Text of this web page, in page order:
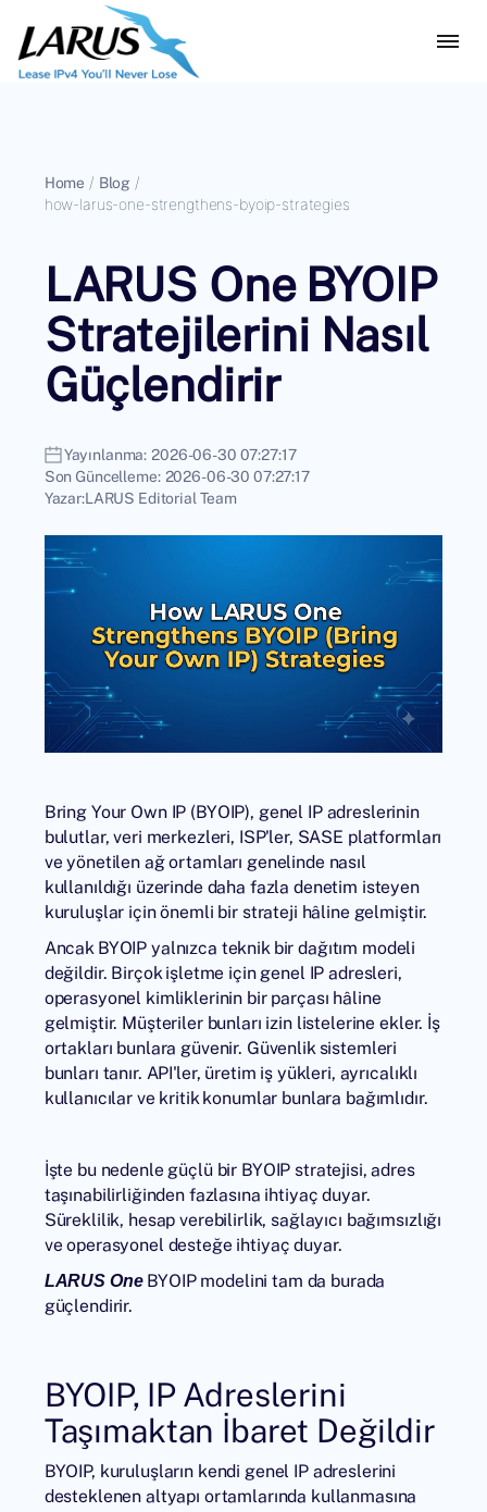
Home / Blog /
how-larus-one-strengthens-byoip-strategies
LARUS One BYOIP
Stratejilerini Nasıl
Güçlendirir
Yayınlanma: 2026-06-30 07:27:17
Son Güncelleme: 2026-06-30 07:27:17
Yazar:LARUS Editorial Team
Bring Your Own IP (BYOIP), genel IP adreslerinin
bulutlar, veri merkezleri, ISP'ler, SASE platformları
ve yönetilen ağ ortamları genelinde nasıl
kullanıldığı üzerinde daha fazla denetim isteyen
kuruluşlar için önemli bir strateji hâline gelmiştir.
Ancak BYOIP yalnızca teknik bir dağıtım modeli
değildir. Birçok işletme için genel IP adresleri,
operasyonel kimliklerinin bir parçası hâline
gelmiştir. Müşteriler bunları izin listelerine ekler. İş
ortakları bunlara güvenir. Güvenlik sistemleri
bunları tanır. API'ler, üretim iş yükleri, ayrıcalıklı
kullanıcılar ve kritik konumlar bunlara bağımlıdır.
İşte bu nedenle güçlü bir BYOIP stratejisi, adres
taşınabilirliğinden fazlasına ihtiyaç duyar.
Süreklilik, hesap verebilirlik, sağlayıcı bağımsızlığı
ve operasyonel desteğe ihtiyaç duyar.
LARUS OneBYOIP modelini tam da burada
güçlendirir.
BYOIP, IP Adreslerini
Taşımaktan İbaret Değildir
BYOIP, kuruluşların kendi genel IP adreslerini
desteklenen altyapı ortamlarında kullanmasına